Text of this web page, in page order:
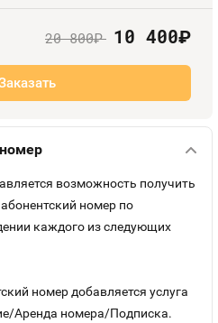
20 800руб. 10 400руб.
возможность получить
номер по
каждого из следующих
номер добавляется услуга
Аренда номера/Подписка.